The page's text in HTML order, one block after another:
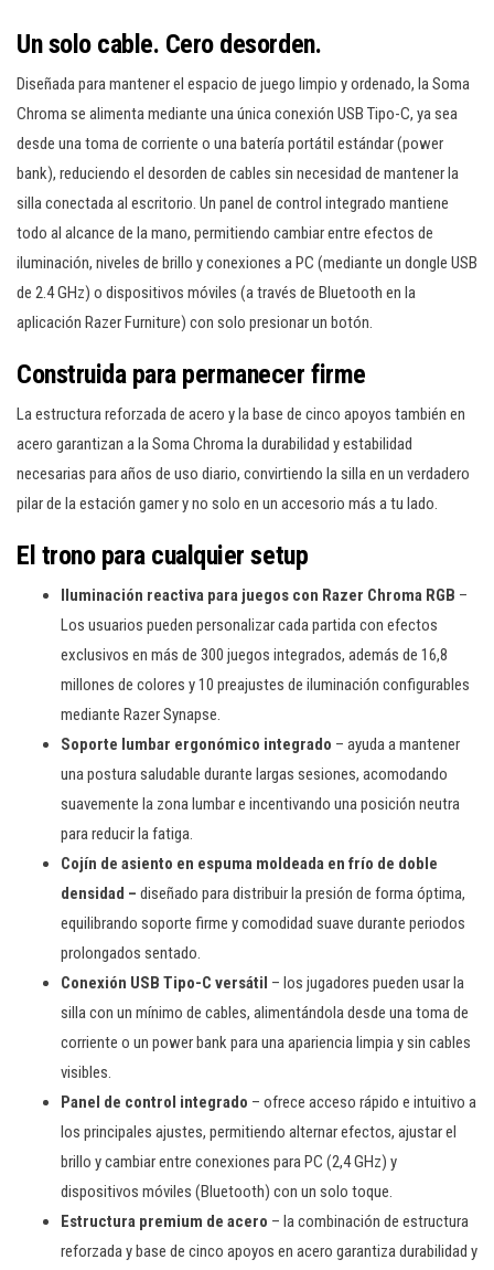
Un solo cable. Cero desorden.
Diseñada para mantener el espacio de juego limpio y ordenado, la Soma
Chroma se alimenta mediante una única conexión USB Tipo-C, ya sea
desde una toma de corriente o una batería portátil estándar (power
bank), reduciendo el desorden de cables sin necesidad de mantener la
silla conectada al escritorio. Un panel de control integrado mantiene
todo al alcance de la mano, permitiendo cambiar entre efectos de
iluminación, niveles de brillo y conexiones a PC (mediante un dongle USB
de 2.4 GHz) o dispositivos móviles (a través de Bluetooth en la
aplicación Razer Furniture) con solo presionar un botón.
Construida para permanecer firme
La estructura reforzada de acero y la base de cinco apoyos también en
acero garantizan a la Soma Chroma la durabilidad y estabilidad
necesarias para años de uso diario, convirtiendo la silla en un verdadero
pilar de la estación gamer y no solo en un accesorio más a tu lado.
El trono para cualquier setup
Iluminación reactiva para juegos con Razer Chroma RGB –
Los usuarios pueden personalizar cada partida con efectos
exclusivos en más de 300 juegos integrados, además de 16,8
millones de colores y 10 preajustes de iluminación configurables
mediante Razer Synapse.
Soporte lumbar ergonómico integrado – ayuda a mantener
una postura saludable durante largas sesiones, acomodando
suavemente la zona lumbar e incentivando una posición neutra
para reducir la fatiga.
Cojín de asiento en espuma moldeada en frío de doble
densidad – diseñado para distribuir la presión de forma óptima,
equilibrando soporte firme y comodidad suave durante periodos
prolongados sentado.
Conexión USB Tipo-C versátil – los jugadores pueden usar la
silla con un mínimo de cables, alimentándola desde una toma de
corriente o un power bank para una apariencia limpia y sin cables
visibles.
Panel de control integrado – ofrece acceso rápido e intuitivo a
los principales ajustes, permitiendo alternar efectos, ajustar el
brillo y cambiar entre conexiones para PC (2,4 GHz) y
dispositivos móviles (Bluetooth) con un solo toque.
Estructura premium de acero – la combinación de estructura
reforzada y base de cinco apoyos en acero garantiza durabilidad y